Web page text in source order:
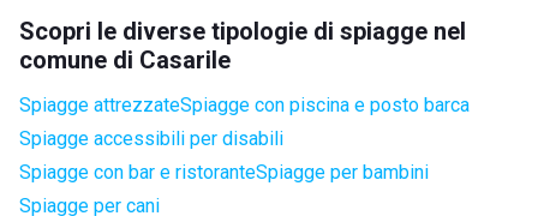
Scopri le diverse tipologie di spiagge nel
comune di Casarile
Spiagge attrezzateSpiagge con piscina e posto barca
Spiagge accessibili per disabili
Spiagge con bar e ristoranteSpiagge per bambini
Spiagge per cani